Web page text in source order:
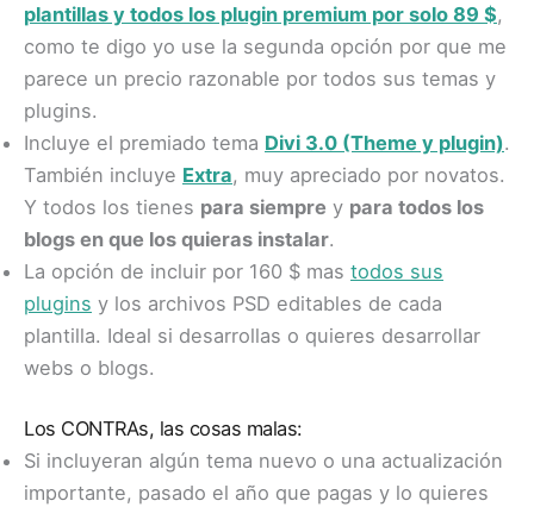
plantillas y todos los plugin premium por solo 89 $,
como te digo yo use la segunda opción por que me
parece un precio razonable por todos sus temas y
plugins.
Incluye el premiado tema Divi 3.0 (Theme y plugin).
También incluye Extra, muy apreciado por novatos.
Y todos los tienes para siempre y para todos los
blogs en que los quieras instalar.
La opción de incluir por 160 $ mas todos sus
plugins y los archivos PSD editables de cada
plantilla. Ideal si desarrollas o quieres desarrollar
webs o blogs.
Los CONTRAs, las cosas malas:
Si incluyeran algún tema nuevo o una actualización
importante, pasado el año que pagas y lo quieres